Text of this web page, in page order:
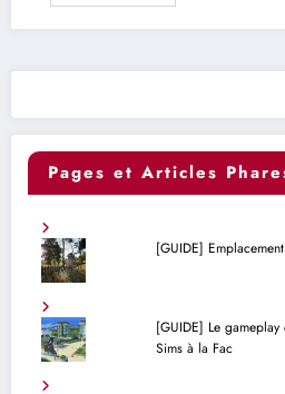
Pages et Articles
[GUIDE]
[GUIDE] Le
Sims à la Fac